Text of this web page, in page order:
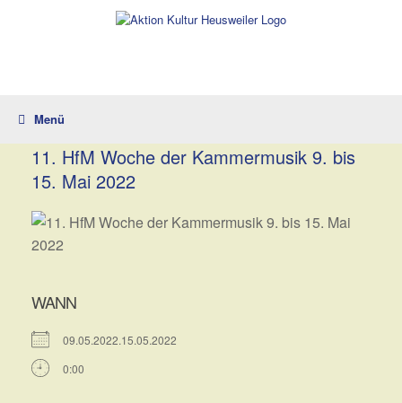
Menü
11. HfM Woche der Kammermusik 9. bis
15. Mai 2022
WANN
09.05.2022.15.05.2022
0:00